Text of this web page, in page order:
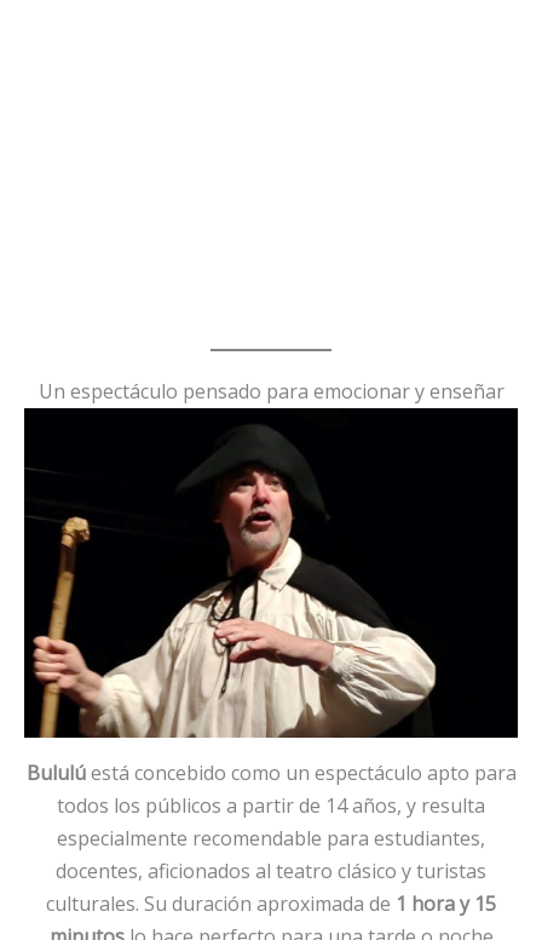
Un espectáculo pensado para emocionar y enseñar
Bululúestá concebido como un espectáculo apto para
todos los públicos a partir de 14 años, y resulta
especialmente recomendable para estudiantes,
docentes, aficionados al teatro clásico y turistas
culturales. Su duración aproximada de 1 hora y 15